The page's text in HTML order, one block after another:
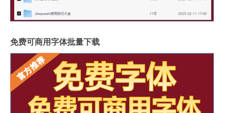
免费可商用字体批量下载